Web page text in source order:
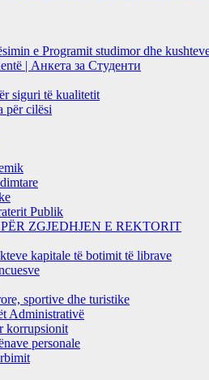
e Programit studimor dhe
| Анкета за Студенти
siguri të kualitetit
për cilësi
Publik
ZGJEDHJEN E REKTORIT
kapitale të botimit të librave
sportive dhe turistike
Administrativë
korrupsionit
personale